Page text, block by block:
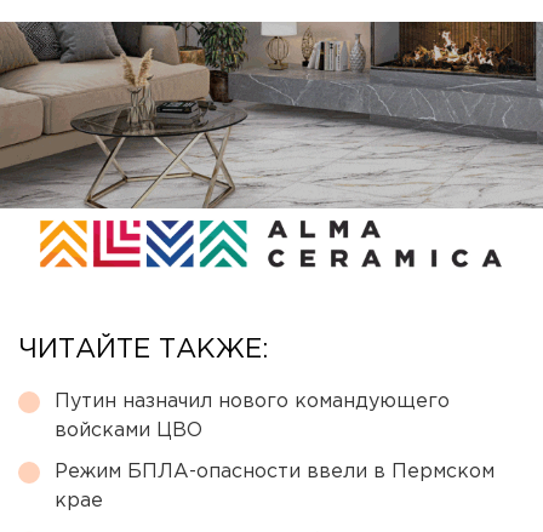
ЧИТАЙТЕ ТАКЖЕ:
Путин назначил нового командующего
войсками ЦВО
Режим БПЛА-опасности ввели в Пермском
крае